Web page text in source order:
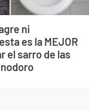
ni
es la MEJOR
el sarro de las